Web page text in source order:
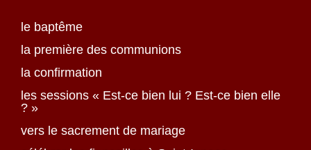
le baptême
la première des communions
la confirmation
les sessions « Est-ce bien lui ? Est-ce bien elle
? »
vers le sacrement de mariage